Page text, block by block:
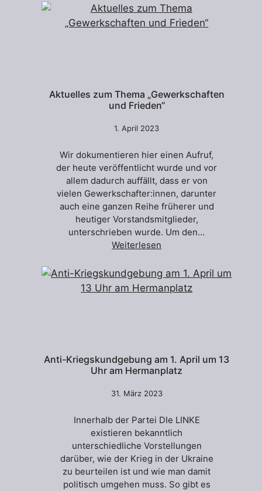
Aktuelles zum Thema „Gewerkschaften
und Frieden“
1. April 2023
Wir dokumentieren hier einen Aufruf,
der heute veröffentlicht wurde und vor
allem dadurch auffällt, dass er von
vielen Gewerkschafter:innen, darunter
auch eine ganzen Reihe früherer und
heutiger Vorstandsmitglieder,
unterschrieben wurde. Um den…
Weiterlesen
Anti-Kriegskundgebung am 1. April um 13
Uhr am Hermanplatz
31. März 2023
Innerhalb der Partei DIe LINKE
existieren bekanntlich
unterschiedliche Vorstellungen
darüber, wie der Krieg in der Ukraine
zu beurteilen ist und wie man damit
politisch umgehen muss. So gibt es